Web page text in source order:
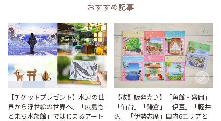
おすすめ記事
【チケットプレゼント】水辺の世
界から浮世絵の世界へ。「広島も
とまち水族館」ではじまるアート
【改訂版発売♪】「角館・盛岡」
「仙台」「鎌倉」「伊豆」「軽井
沢」「伊勢志摩」国内6エリアと